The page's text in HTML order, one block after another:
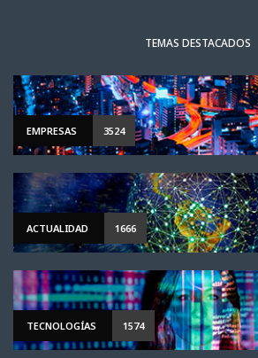
TEMAS DESTACADOS
EMPRESAS 3524
ACTUALIDAD 1666
TECNOLOGÍAS 1574